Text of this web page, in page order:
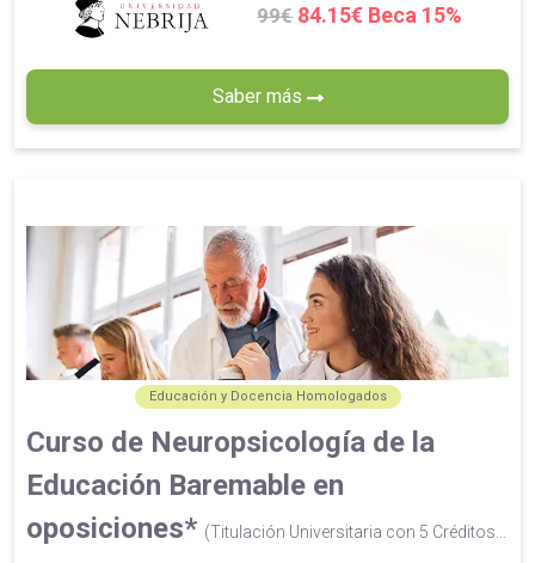
99€ 84.15€ Beca 15%
Saber más
Educación y Docencia Homologados
Curso de Neuropsicología de la
Educación Baremable en
oposiciones* (Titulación Universitaria con 5 Créditos...